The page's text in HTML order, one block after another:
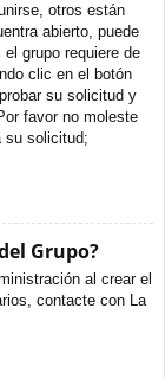
otros están
abierto, puede
grupo requiere de
clic en el botón
su solicitud y
favor no moleste
su solicitud;
Grupo?
al crear el
contacte con La